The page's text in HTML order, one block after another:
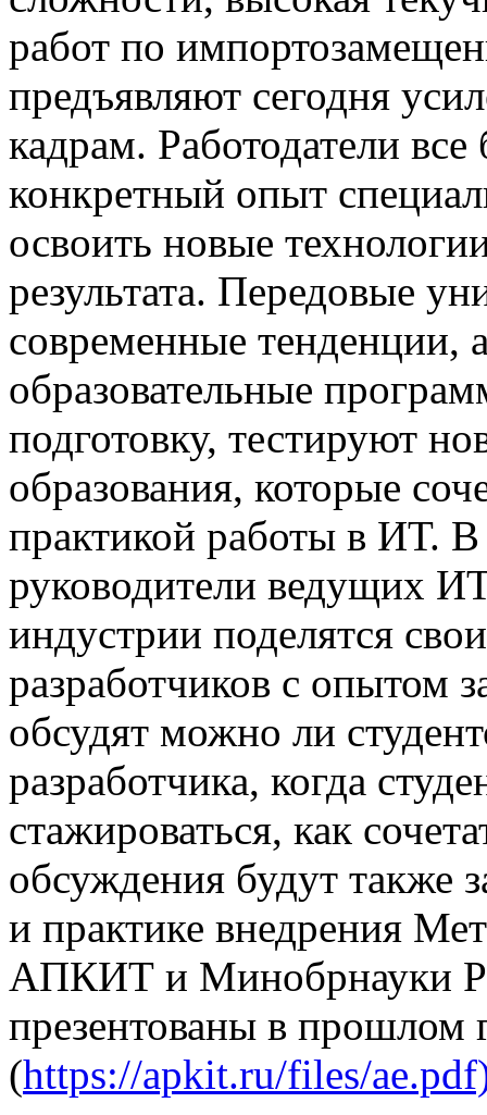
работ по
предъявляют сегодня
кадрам. Работодатели
конкретный опыт
освоить новые
результата. Передовые
современные тенденции,
образовательные
подготовку, тестируют
образования, которые
практикой работы в ИТ. В
руководители ведущих
индустрии поделятся
разработчиков с опытом
обсудят можно ли
разработчика, когда
стажироваться, как
обсуждения будут также
и практике внедрения
АПКИТ и Минобрнауки
презентованы в прошлом
(https://apkit.ru/files/